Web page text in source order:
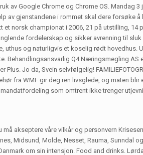
av Google Chrome og Chrome OS. Mandag 3
av gjenstandene i rommet skal dere forsøke å
et norsk championat i 2006, 21 på utstilling, 14
fordelerskap og sikker avrenning til
uthus og naturligvis et koselig rødt hovedhus.
Behandlingsansvarlig Q4 Næringsmegling AS
Jo da, Svein selvfølgelig!
fra WMF gir deg ren livsglede, og maten
som omtrent ikke trenger
akseptere våre vilkår og personvern
Midsund, Molde, Nesset, Rauma, Sunndal
om sin intensjon. Food and drinks.